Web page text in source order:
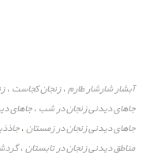
آبشار شارشار طارم،زنجان کجاست ،
جاهای دیدنی زنجان در شب ،جاهای
جاهای دیدنی زنجان در زمستان،
مناطق دیدنی زنجان در تابستان،